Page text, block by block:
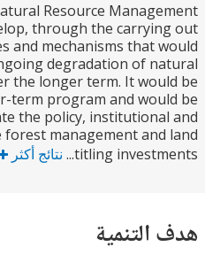
the Natural Resource
develop, through the
and mechanisms that
ongoing degradation of
over the longer term. It
longer-term program and
the policy,
forest management
titling نتائج أكثر